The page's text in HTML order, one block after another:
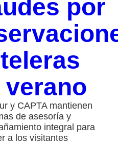
por
verano
y CAPTA mantienen
de asesoría y
integral para
a los visitantes